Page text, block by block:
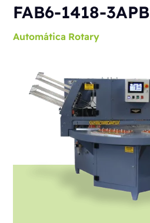
FAB6-1418-3APB
Automática Rotary